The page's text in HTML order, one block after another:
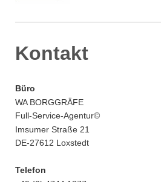
Kontakt
Büro
WA BORGGRÄFE
Full-Service-Agentur©
Imsumer Straße 21
DE-27612 Loxstedt
Telefon